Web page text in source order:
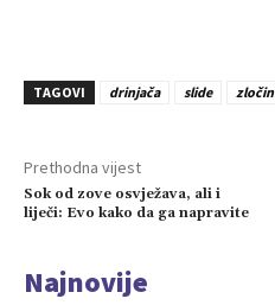
TAGOVI drinjača slide zločin
Prethodna vijest
Sok od zove osvježava, ali i
liječi: Evo kako da ga napravite
Najnovije